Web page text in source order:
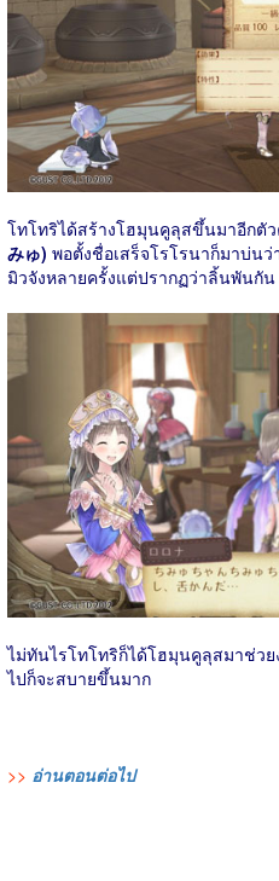
โทโทริได้สร้างโฮมุนคูลุสขึ้นมาอีกตั
みゅ) พอตั้งชื่อเสร็จโรโรนาก็มาบ่นว่
มิวจังหลายครั้งแต่ปรากฏว่าลิ้นพันกัน
ไม่ทันไรโทโทริก็ได้โฮมุนคูลุสมาช่ว
ไปก็จะสบายขึ้นมาก
>> อ่านตอนต่อไป